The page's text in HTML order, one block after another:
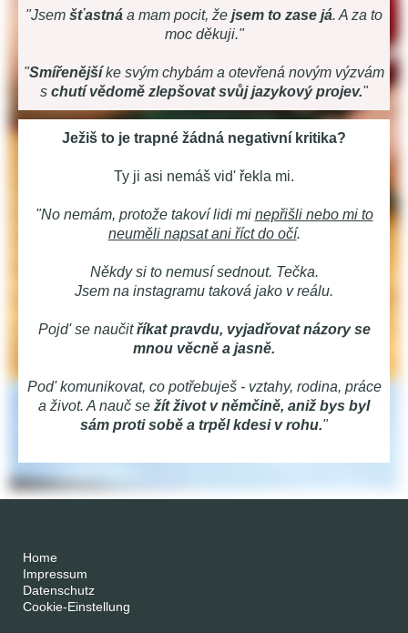
"Jsem šťastná a mam pocit, že jsem to zase já. A za to
moc děkuji."
"Smířenějšíke svým chybám a otevřená novým výzvám
s chutí vědomě zlepšovat svůj jazykový projev."
Ježiš to je trapné žádná negativní kritika?
Ty ji asi nemáš vid' řekla mi.
"No nemám, protože takoví lidi mi nepřišli nebo mi to
neuměli napsat ani říct do očí.
Někdy si to nemusí sednout. Tečka.
Jsem na instagramu taková jako v reálu.
Pojd' se naučitříkat pravdu, vyjadřovat názory se
mnou věcně a jasně.
Pod' komunikovat, co potřebuješ - vztahy, rodina, práce
a život. A nauč se žít život v němčině, aniž bys byl
sám proti sobě a trpěl kdesi v rohu."
Home
Impressum
Datenschutz
Cookie-Einstellung